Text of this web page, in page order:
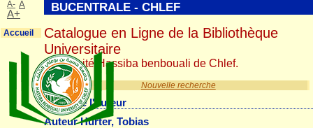
Nouvelle recherche
Détail de l'auteur
Auteur Hürter, Tobias
BUCENTRALE - CHLEF
Catalogue en Ligne de la Bibliothèque
Universitaire
Université Hassiba benbouali de Chlef.
A- A
A+
Accueil